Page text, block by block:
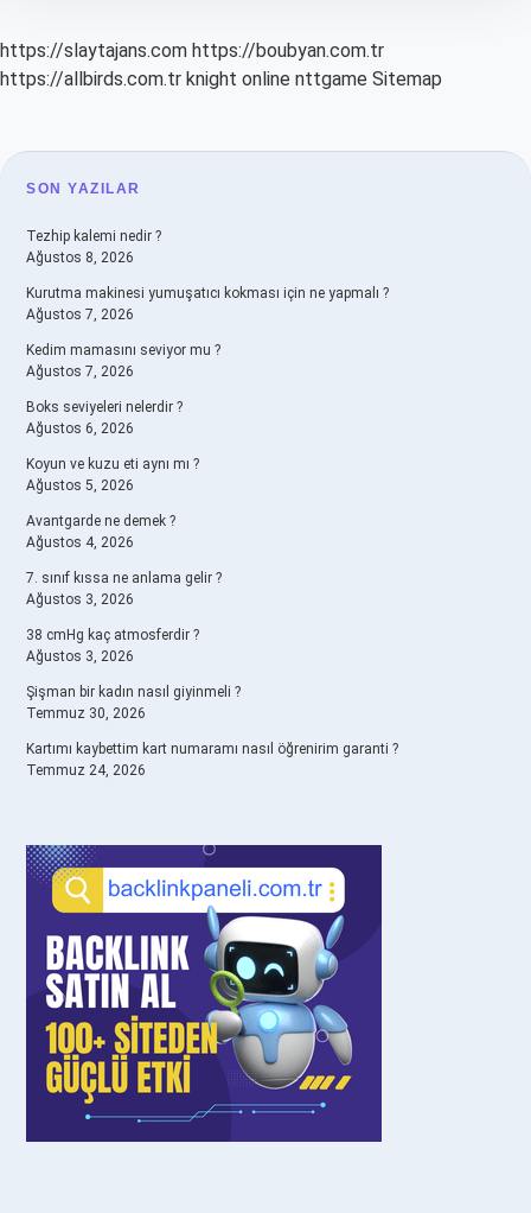
https://slaytajans.com https://boubyan.com.tr
https://allbirds.com.tr knight online nttgame Sitemap
SIDEBAR
SON YAZILAR
Tezhip kalemi nedir ?
Ağustos 8, 2026
Kurutma makinesi yumuşatıcı kokması için ne yapmalı ?
Ağustos 7, 2026
Kedim mamasını seviyor mu ?
Ağustos 7, 2026
Boks seviyeleri nelerdir ?
Ağustos 6, 2026
Koyun ve kuzu eti aynı mı ?
Ağustos 5, 2026
Avantgarde ne demek ?
Ağustos 4, 2026
7. sınıf kıssa ne anlama gelir ?
Ağustos 3, 2026
38 cmHg kaç atmosferdir ?
Ağustos 3, 2026
Şişman bir kadın nasıl giyinmeli ?
Temmuz 30, 2026
Kartımı kaybettim kart numaramı nasıl öğrenirim garanti ?
Temmuz 24, 2026